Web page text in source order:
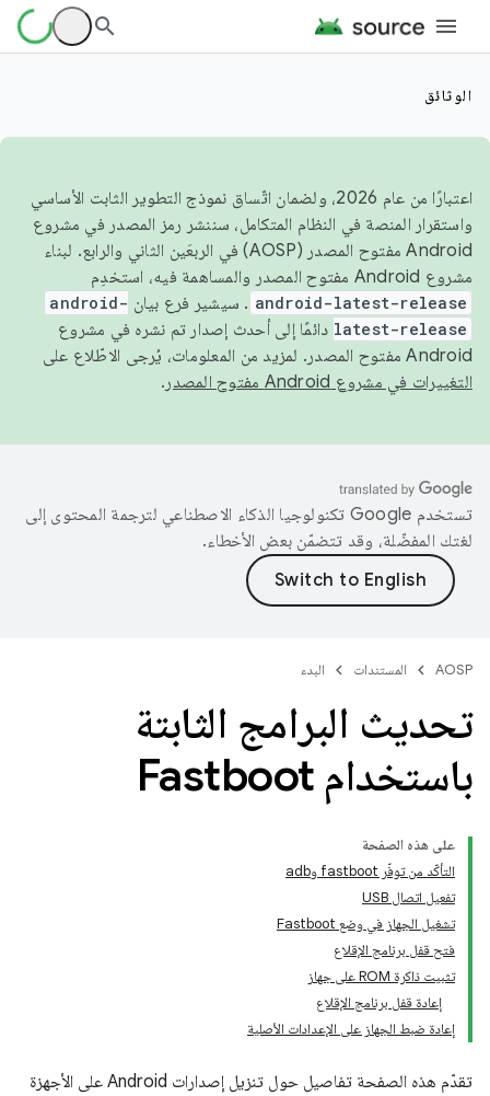
الوثائق
اعتبارًا من عام 2026، ولضمان اتّساق نموذج التطوير الثابت الأساسي
واستقرار المنصة في النظام المتكامل، سننشر رمز المصدر في مشروع
Android مفتوح المصدر (AOSP) في الربعَين الثاني والرابع. لبناء
مشروع Android مفتوح المصدر والمساهمة فيه، استخدِم
android-latest-release . سيشير فرع بيان android-
latest-release دائمًا إلى أحدث إصدار تم نشره في مشروع
Android مفتوح المصدر. لمزيد من المعلومات، يُرجى الاطّلاع على
التغييرات في مشروع Android مفتوح المصدر
.
تستخدم Google تكنولوجيا الذكاء الاصطناعي لترجمة المحتوى إلى
لغتك المفضّلة، وقد تتضمّن بعض الأخطاء.
AOSP المستندات البدء
تحديث البرامج الثابتة
باستخدام Fastboot
على هذه الصفحة
التأكّد من توفّر fastboot وadb
تفعيل اتصال USB
تشغيل الجهاز في وضع Fastboot
فتح قفل برنامج الإقلاع
تثبيت ذاكرة ROM على جهاز
إعادة قفل برنامج الإقلاع
إعادة ضبط الجهاز على الإعدادات الأصلية
تقدّم هذه الصفحة تفاصيل حول تنزيل إصدارات Android على الأجهزة